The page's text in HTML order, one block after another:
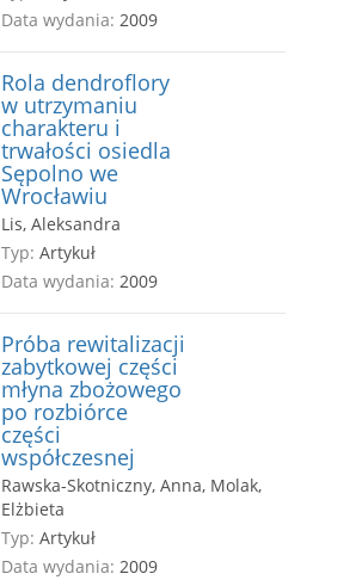
Data wydania: 2009
Rola dendroflory
w utrzymaniu
charakteru i
trwałości osiedla
Sępolno we
Wrocławiu
Lis, Aleksandra
Typ: Artykuł
Data wydania: 2009
Próba rewitalizacji
zabytkowej części
młyna zbożowego
po rozbiórce
części
współczesnej
Rawska-Skotniczny, Anna, Molak,
Elżbieta
Typ: Artykuł
Data wydania: 2009